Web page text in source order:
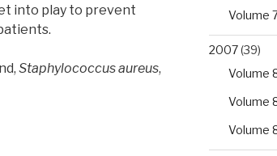
into play to prevent
Staphylococcus aureus,
Volume
2007(39)
Volume
Volume
Volume